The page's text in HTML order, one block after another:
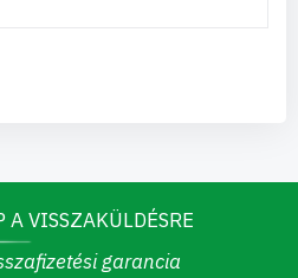
A VISSZAKÜLDÉSRE
garancia